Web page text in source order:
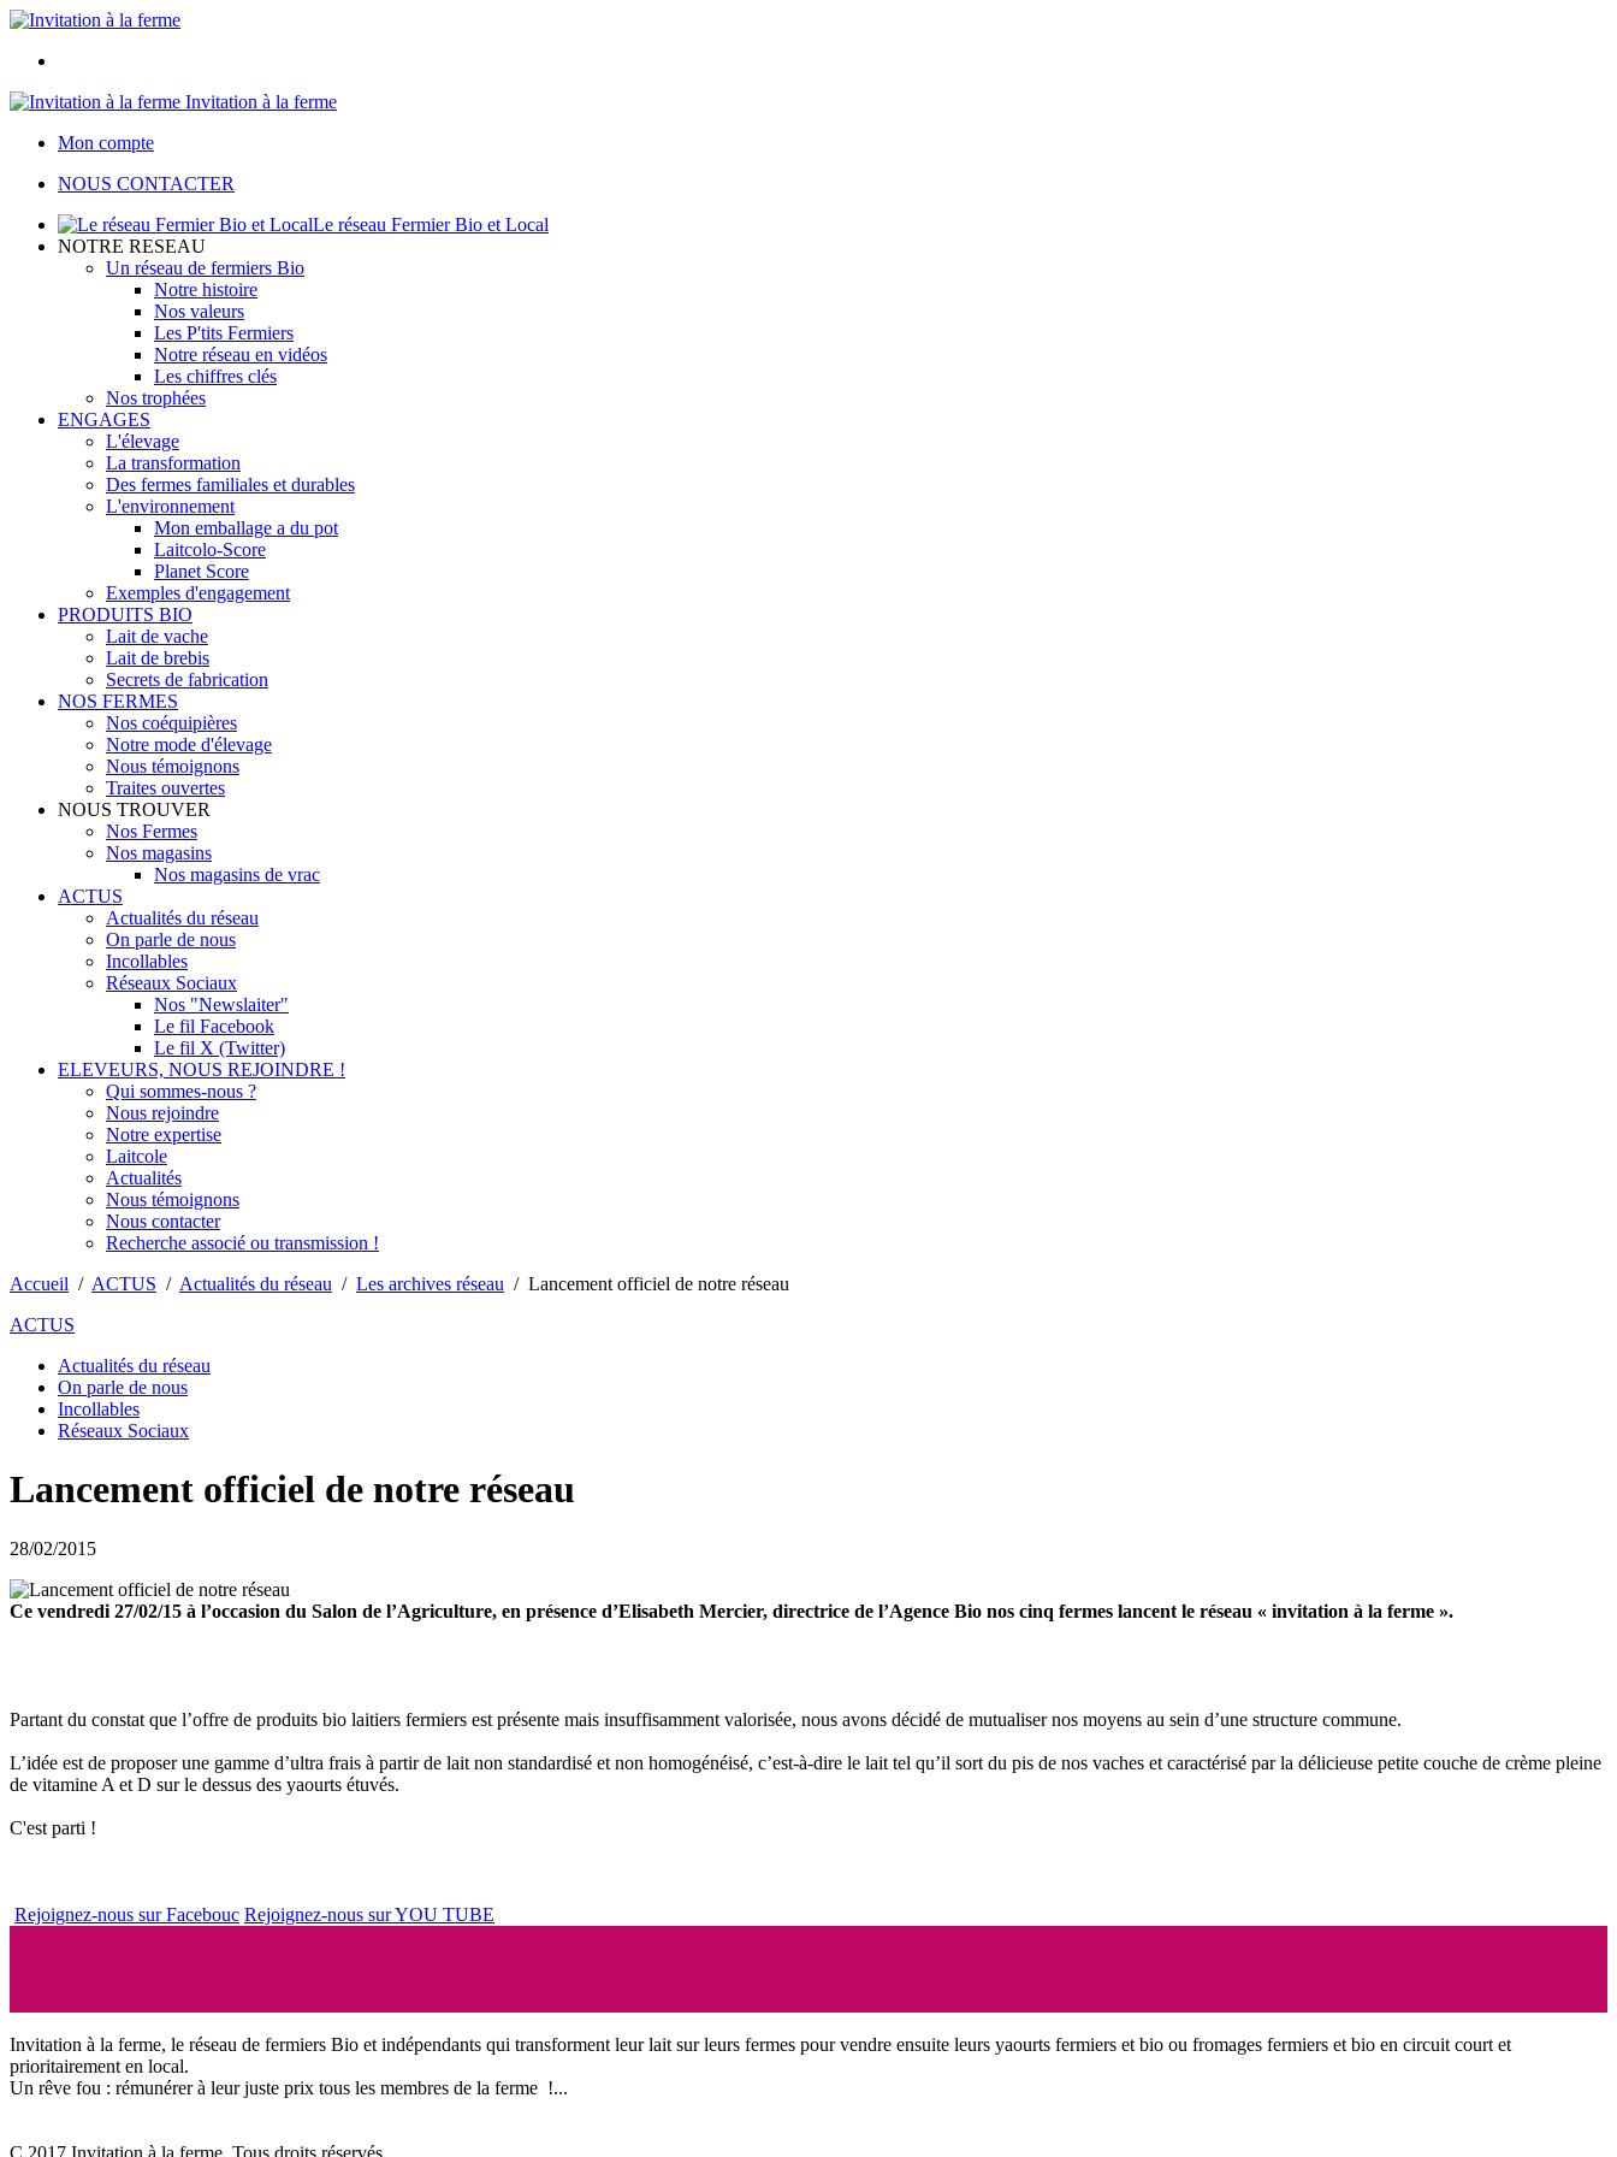
Invitation à la ferme
Mon compte
NOUS CONTACTER
Le réseau Fermier Bio et Local
NOTRE RESEAU
Un réseau de fermiers Bio
Notre histoire
Nos valeurs
Les P'tits Fermiers
Notre réseau en vidéos
Les chiffres clés
Nos trophées
ENGAGES
L'élevage
La transformation
Des fermes familiales et durables
L'environnement
Mon emballage a du pot
Laitcolo-Score
Planet Score
Exemples d'engagement
PRODUITS BIO
Lait de vache
Lait de brebis
Secrets de fabrication
NOS FERMES
Nos coéquipières
Notre mode d'élevage
Nous témoignons
Traites ouvertes
NOUS TROUVER
Nos Fermes
Nos magasins
Nos magasins de vrac
ACTUS
Actualités du réseau
On parle de nous
Incollables
Réseaux Sociaux
Nos "Newslaiter"
Le fil Facebook
Le fil X (Twitter)
ELEVEURS, NOUS REJOINDRE !
Qui sommes-nous ?
Nous rejoindre
Notre expertise
Laitcole
Actualités
Nous témoignons
Nous contacter
Recherche associé ou transmission !
Accueil / ACTUS / Actualités du réseau / Les archives réseau / Lancement officiel de notre réseau
ACTUS
Actualités du réseau
On parle de nous
Incollables
Réseaux Sociaux
Lancement officiel de notre réseau
28/02/2015
Ce vendredi 27/02/15 à l’occasion du Salon de l’Agriculture, en présence d’Elisabeth Mercier, directrice de l’Agence Bio nos cinq fermes lancent le réseau « invitation à la ferme ».
Partant du constat que l’offre de produits bio laitiers fermiers est présente mais insuffisamment valorisée, nous avons décidé de mutualiser nos moyens au sein d’une structure commune.
L’idée est de proposer une gamme d’ultra frais à partir de lait non standardisé et non homogénéisé, c’est-à-dire le lait tel qu’il sort du pis de nos vaches et caractérisé par la délicieuse petite couche de crème pleine
de vitamine A et D sur le dessus des yaourts étuvés.
C'est parti !
Rejoignez-nous sur Facebouc Rejoignez-nous sur YOU TUBE
Invitation à la ferme, le réseau de fermiers Bio et indépendants qui transforment leur lait sur leurs fermes pour vendre ensuite leurs yaourts fermiers et bio ou fromages fermiers et bio en circuit court et
prioritairement en local.
Un rêve fou : rémunérer à leur juste prix tous les membres de la ferme !...
C 2017 Invitation à la ferme. Tous droits réservés